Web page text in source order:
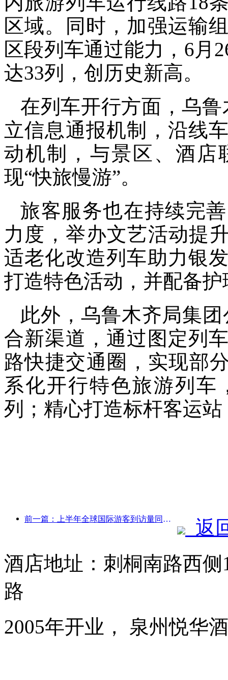
区域。同时，加强运输
区段列车通过能力，6月
达33列，创历史新高。
在列车开行方面，乌
立信息通报机制，沿线
动机制，与景区、酒店
现“快旅慢游”。
旅客服务也在持续完
力度，举办文艺活动提
适老化改造列车助力银
打造特色活动，并配备
此外，乌鲁木齐局集
合新渠道，通过图定列
路快捷交通圈，实现部
系化开行特色旅游列车
列；精心打造标杆客运
前一篇：上半年全球国际游客到访量同比增长5%
返
酒店地址：刺桐南路西
路
2005年开业， 泉州悦